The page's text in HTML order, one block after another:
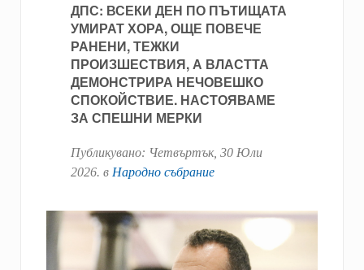
ДПС: ВСЕКИ ДЕН ПО ПЪТИЩАТА
УМИРАТ ХОРА, ОЩЕ ПОВЕЧЕ
РАНЕНИ, ТЕЖКИ
ПРОИЗШЕСТВИЯ, А ВЛАСТТА
ДЕМОНСТРИРА НЕЧОВЕШКО
СПОКОЙСТВИЕ. НАСТОЯВАМЕ
ЗА СПЕШНИ МЕРКИ
Публикувано: Четвъртък, 30 Юли
2026. в Народно събрание